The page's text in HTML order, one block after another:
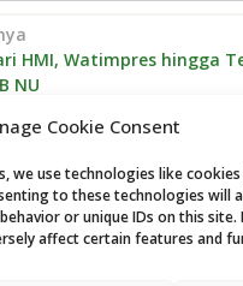
Cookie Consent
we use technologies like
to these technologies will
or unique IDs on this
affect certain features and
HMI, Watimpres hingga
NU